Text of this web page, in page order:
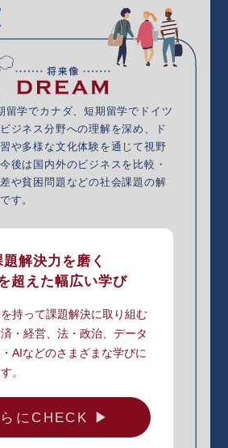
留学でカナダ、短期留学でドイツ
ジネス分野への理解を深め、ド
や多様な文化体験を通じて視野
後は国内外のビジネスを比較・
や貧困問題などの社会課題の解
す。
題解決力を磨く
超えた幅広い学び
持って課題解決に取り組む
・経営、法・政治、データ
AIなどのさまざまな学びに
。
にCHECK